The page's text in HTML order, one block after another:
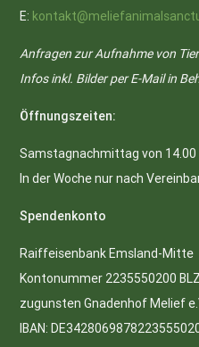
E:
Anfragen zur Aufnahme von
Infos inkl. Bilder per E-Mail in
Öffnungszeiten:
Samstagnachmittag von 14.00
In der Woche nur nach
Spendenkonto
Raiffeisenbank Emsland-Mitte
Kontonummer 2235550200
zugunsten Gnadenhof Melief
IBAN: